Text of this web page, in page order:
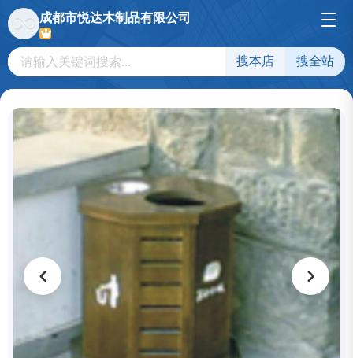
成都市悦达木制品有限公司
搜本店 搜全站